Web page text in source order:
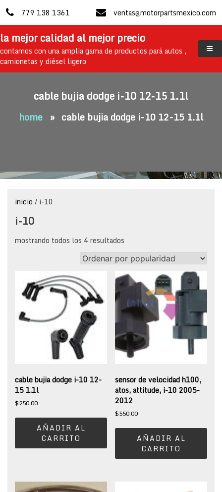
to
content
779 138 1361 ventas@motorpartsmexico.com
la mejor calidad al mejor precio
contamos con una amplia gama de productos pará autos ,
camionetas y diésel ligero
cable bujia dodge i-10 12-15 1.1l
home » cable bujia dodge i-10 12-15 1.1l
inicio / i-10
i-10
mostrando todos los 4 resultados
by
popularity
cable bujia dodge i-10 12-
15 1.1l
$250.00
AÑADIR AL
CARRITO
sensor de velocidad h100,
atos, attitude, i-10 2005-
2012
$550.00
AÑADIR AL
CARRITO